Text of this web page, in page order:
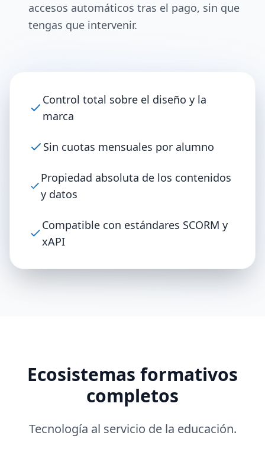
accesos automáticos tras el pago, sin que
tengas que intervenir.
Control total sobre el diseño y la
marca
Sin cuotas mensuales por alumno
Propiedad absoluta de los contenidos
y datos
Compatible con estándares SCORM y
xAPI
Ecosistemas formativos
completos
Tecnología al servicio de la educación.